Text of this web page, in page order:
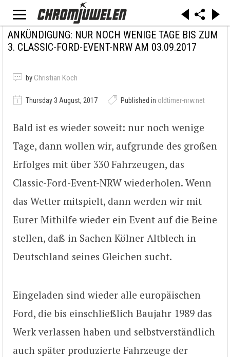
ANKÜNDIGUNG: NUR NOCH WENIGE TAGE BIS ZUM
3. CLASSIC-FORD-EVENT-NRW AM 03.09.2017
by Christian Koch
Thursday 3 August, 2017 Published in oldtimer-nrw.net
Bald ist es wieder soweit: nur noch wenige
Tage, dann wollen wir, aufgrunde des großen
Erfolges mit über 330 Fahrzeugen, das
Classic-Ford-Event-NRW wiederholen. Wenn
das Wetter mitspielt, dann werden wir mit
Eurer Mithilfe wieder ein Event auf die Beine
stellen, daß in Sachen Kölner Altblech in
Deutschland seines Gleichen sucht.
Eingeladen sind wieder alle europäischen
Ford, die bis einschließlich Baujahr 1989 das
Werk verlassen haben und selbstverständlich
auch später produzierte Fahrzeuge der